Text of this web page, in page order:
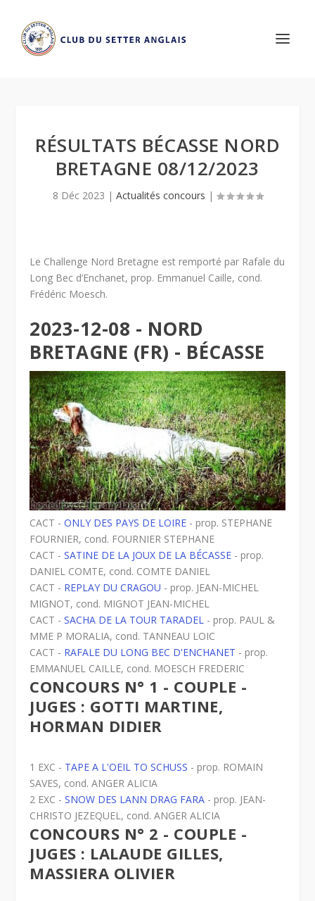
RÉSULTATS BÉCASSE NORD
BRETAGNE 08/12/2023
8 Déc 2023 | Actualités concours |
Le Challenge Nord Bretagne est remporté par Rafale du
Long Bec d’Enchanet, prop. Emmanuel Caille, cond.
Frédéric Moesch.
2023-12-08 - NORD
BRETAGNE (FR) - BÉCASSE
CACT -ONLY DES PAYS DE LOIRE - prop. STEPHANE
FOURNIER, cond. FOURNIER STEPHANE
CACT -SATINE DE LA JOUX DE LA BÉCASSE - prop.
DANIEL COMTE, cond. COMTE DANIEL
CACT - REPLAY DU CRAGOU - prop. JEAN-MICHEL
MIGNOT, cond. MIGNOT JEAN-MICHEL
CACT -SACHA DE LA TOUR TARADEL - prop. PAUL &
MME P MORALIA, cond. TANNEAU LOIC
CACT - RAFALE DU LONG BEC D'ENCHANET - prop.
EMMANUEL CAILLE, cond. MOESCH FREDERIC
CONCOURS N° 1 - COUPLE -
JUGES : GOTTI MARTINE,
HORMAN DIDIER
1 EXC - TAPE A L'OEIL TO SCHUSS - prop. ROMAIN
SAVES, cond. ANGER ALICIA
2 EXC -SNOW DES LANN DRAG FARA - prop. JEAN-
CHRISTO JEZEQUEL, cond. ANGER ALICIA
CONCOURS N° 2 - COUPLE -
JUGES : LALAUDE GILLES,
MASSIERA OLIVIER